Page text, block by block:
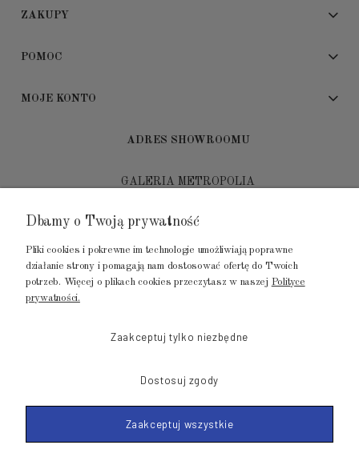
ZAKUPY
POMOC
MOJE KONTO
ADRES SHOWROOMU
GALERIA METROPOLIA
80-452 Gdańsk
tel.: 502 104 104
mail: biuro@luksusowysen.pl
Made with
Dbamy o Twoją prywatność
Pliki cookies i pokrewne im technologie umożliwiają poprawne
działanie strony i pomagają nam dostosować ofertę do Twoich
potrzeb. Więcej o plikach cookies przeczytasz w naszej Polityce
prywatności.
Zaakceptuj tylko niezbędne
Dostosuj zgody
Zaakceptuj wszystkie